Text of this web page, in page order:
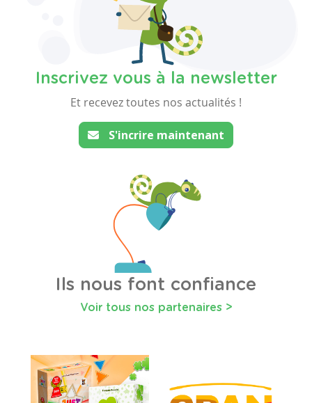
Inscrivez vous à la newsletter
Et recevez toutes nos actualités !
S'incrire maintenant
Ils nous font confiance
Voir tous nos partenaires >